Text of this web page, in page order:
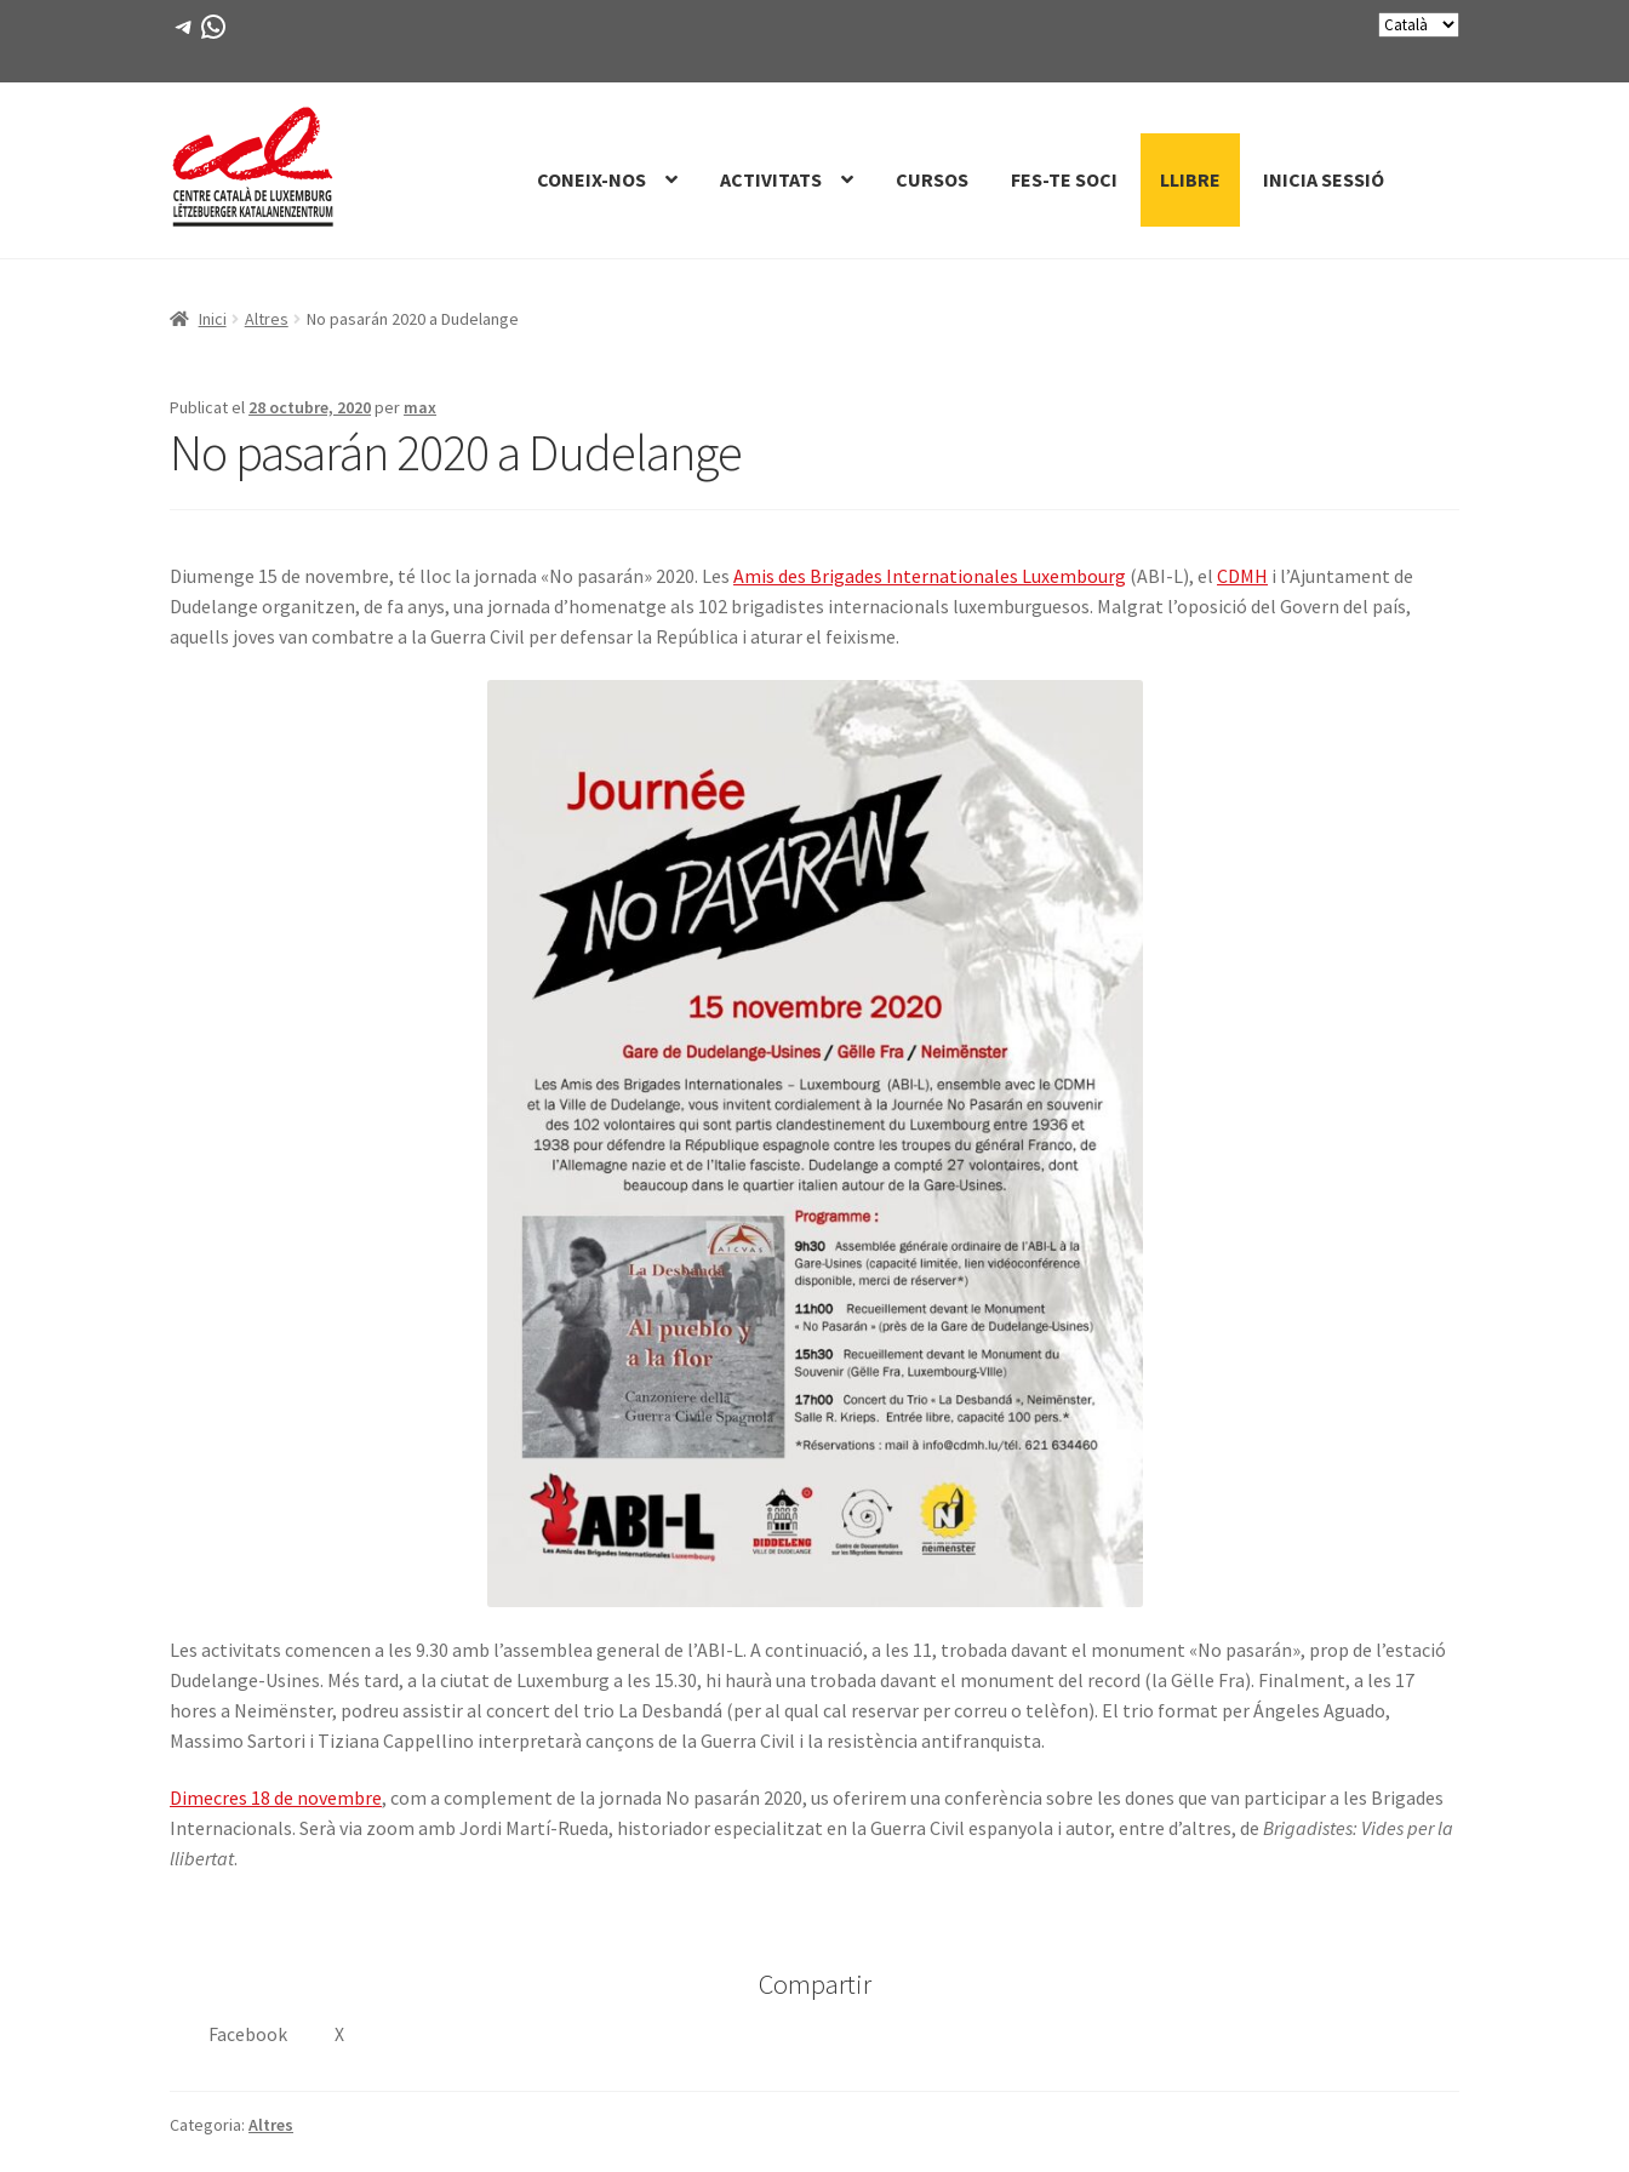
Telegram
WhatsApp
Salta
a
Vés
al
CONEIX-NOS ACTIVITATS CURSOS FES-TE SOCI LLIBRE INICIA SESSIÓ
Inici Altres No pasarán 2020 a Dudelange
Publicat el 28 octubre, 2020per max
No pasarán 2020 a Dudelange
Diumenge 15 de novembre, té lloc la jornada «No pasarán» 2020. LesAmis des Brigades Internationales Luxembourg (ABI-L), elCDMH i l’Ajuntament de
Dudelange organitzen, de fa anys, una jornada d’homenatge als 102 brigadistes internacionals luxemburguesos. Malgrat l’oposició del Govern del país,
aquells joves van combatre a la Guerra Civil per defensar la República i aturar el feixisme.
Les activitats comencen a les 9.30 amb l’assemblea general de l’ABI-L. A continuació, a les 11, trobada davant el monument «No pasarán», prop de l’estació
Dudelange-Usines. Més tard, a la ciutat de Luxemburg a les 15.30, hi haurà una trobada davant el monument del record (la Gëlle Fra). Finalment, a les 17
hores a Neimënster, podreu assistir al concert del trio La Desbandá (per al qual cal reservar per correu o telèfon). El trio format per Ángeles Aguado,
Massimo Sartori i Tiziana Cappellino interpretarà cançons de la Guerra Civil i la resistència antifranquista.
Dimecres 18 de novembre, com a complement de la jornada No pasarán 2020, us oferirem una conferència sobre les dones que van participar a les Brigades
Internacionals. Serà via zoom amb Jordi Martí-Rueda, historiador especialitzat en la Guerra Civil espanyola i autor, entre d’altres, deBrigadistes: Vides per la
llibertat.
Compartir
Facebook X
Categoria:Altres